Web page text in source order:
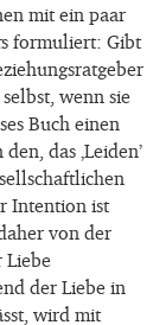
mit ein paar
formuliert: Gibt
wenn sie
Buch einen
das ‚Leiden’
Intention ist
von der
Liebe
der Liebe in
wird mit